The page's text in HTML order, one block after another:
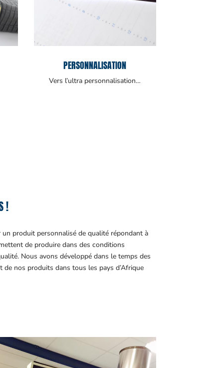
PERSONNALISATION
Vers l’ultra personnalisation…
!
produit personnalisé de qualité répondant à
de produire dans des conditions
Nous avons développé dans le temps des
de nos produits dans tous les pays d’Afrique